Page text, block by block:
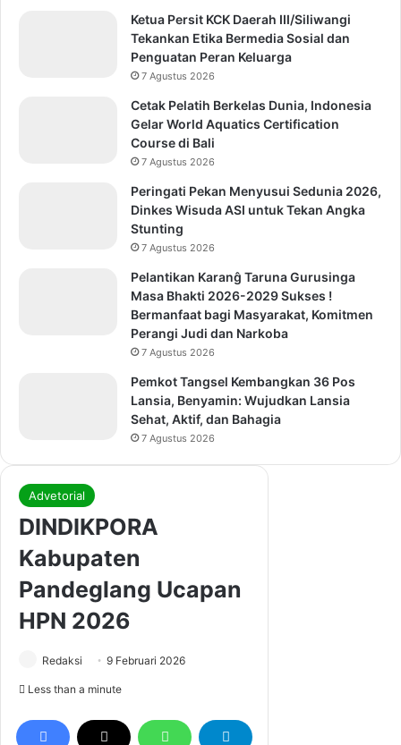
Ketua Persit KCK Daerah III/Siliwangi
Tekankan Etika Bermedia Sosial dan
Penguatan Peran Keluarga
7 Agustus 2026
Cetak Pelatih Berkelas Dunia, Indonesia
Gelar World Aquatics Certification
Course di Bali
7 Agustus 2026
Peringati Pekan Menyusui Sedunia 2026,
Dinkes Wisuda ASI untuk Tekan Angka
Stunting
7 Agustus 2026
Pelantikan Karanĝ Taruna Gurusinga
Masa Bhakti 2026-2029 Sukses !
Bermanfaat bagi Masyarakat, Komitmen
Perangi Judi dan Narkoba
7 Agustus 2026
Pemkot Tangsel Kembangkan 36 Pos
Lansia, Benyamin: Wujudkan Lansia
Sehat, Aktif, dan Bahagia
7 Agustus 2026